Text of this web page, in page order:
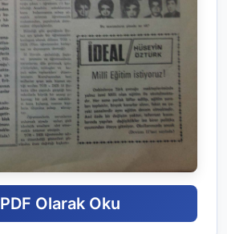
PDF Olarak Oku